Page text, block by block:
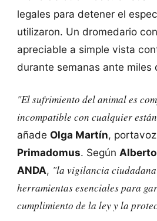
legales para detener el
utilizaron. Un dromedario
apreciable a simple vista
durante semanas ante miles
"El sufrimiento del animal es
incompatible con cualquier
añade Olga Martín,
Primadomus. Según
ANDA, "la vigilancia
herramientas esenciales para
cumplimiento de la ley y la